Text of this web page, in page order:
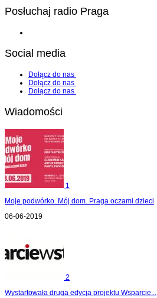
Posłuchaj radio Praga
Social media
Dołącz do nas
Dołącz do nas
Dołącz do nas
Wiadomości
1
Moje podwórko. Mój dom. Praga oczami dzieci
06-06-2019
2
Wystartowała druga edycja projektu Wsparcie...